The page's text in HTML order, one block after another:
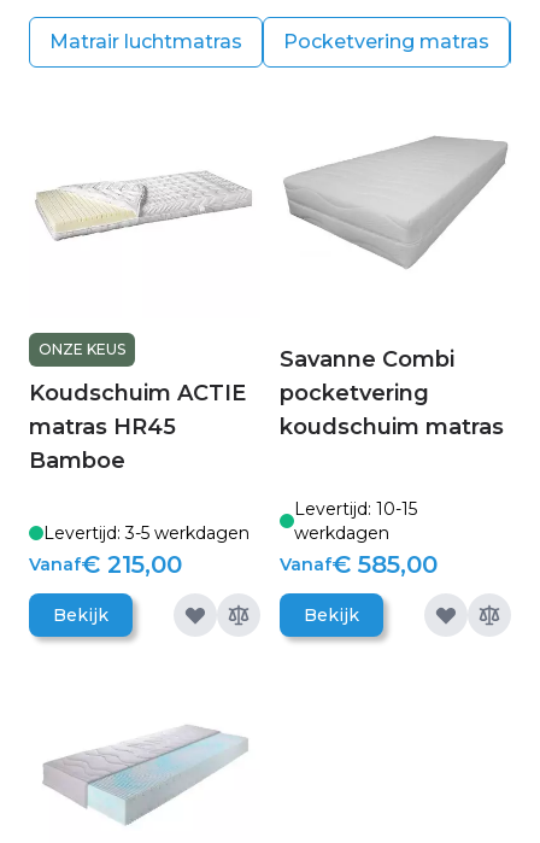
Matrair luchtmatras Pocketvering matras
ONZE KEUS
Koudschuim ACTIE
matras HR45
Bamboe
Levertijd: 3-5 werkdagen
Vanaf€ 215,00
Bekijk
Savanne Combi
pocketvering
koudschuim matras
Levertijd: 10-15
werkdagen
Vanaf€ 585,00
Bekijk